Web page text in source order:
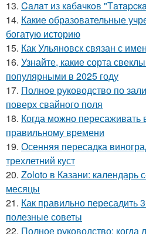
13. Caлaт из кaбaчкoв
14. Какие образовательные
богатую историю
15. Как Ульяновск связан с
16. Узнайте, какие сорта
популярными в 2025 году
17. Полное руководство по
поверх свайного поля
18. Когда можно пересаживать
правильному времени
19. Осенняя пересадка
трехлетний куст
20. Zoloto в Казани:
месяцы
21. Как правильно пересадить
полезные советы
22. Полное руководство: когда